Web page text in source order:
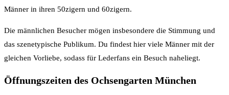
Männer in ihren 50zigern und 60zigern.
Die männlichen Besucher mögen insbesondere die Stimmung und
das szenetypische Publikum. Du findest hier viele Männer mit der
gleichen Vorliebe, sodass für Lederfans ein Besuch naheliegt.
Öffnungszeiten des Ochsengarten München